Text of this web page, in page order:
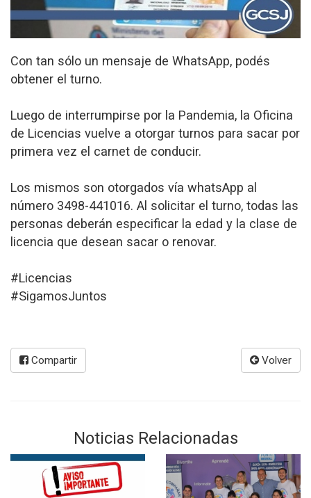
Con tan sólo un mensaje de WhatsApp, podés
obtener el turno.
Luego de interrumpirse por la Pandemia, la Oficina
de Licencias vuelve a otorgar turnos para sacar por
primera vez el carnet de conducir.
Los mismos son otorgados vía whatsApp al
número 3498-441016. Al solicitar el turno, todas las
personas deberán especificar la edad y la clase de
licencia que desean sacar o renovar.
#Licencias
#SigamosJuntos
Compartir Volver
Noticias Relacionadas